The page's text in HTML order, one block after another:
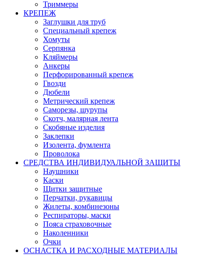
Триммеры
КРЕПЕЖ
Заглушки для труб
Специальный крепеж
Хомуты
Серпянка
Кляймеры
Анкеры
Перфорированный крепеж
Гвозди
Дюбели
Метрический крепеж
Саморезы, шурупы
Скотч, малярная лента
Скобяные изделия
Заклепки
Изолента, фумлента
Проволока
СРЕДСТВА ИНДИВИДУАЛЬНОЙ ЗАЩИТЫ
Наушники
Каски
Щитки защитные
Перчатки, рукавицы
Жилеты, комбинезоны
Респираторы, маски
Пояса страховочные
Наколенники
Очки
ОСНАСТКА И РАСХОДНЫЕ МАТЕРИАЛЫ